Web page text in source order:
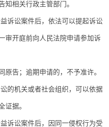
知相关行政主管部门。
诉讼案件后，依法可以提起诉讼
审开庭前向人民法院申请参加诉
原告；逾期申请的，不予准许。
的机关或者社会组织，可以依据
证据。
诉讼案件后，因同一侵权行为受